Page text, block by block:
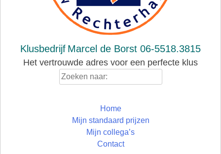
Klusbedrijf Marcel de Borst 06-5518.3815
Het vertrouwde adres voor een perfecte klus
Home
Mijn standaard prijzen
Mijn collega’s
Contact